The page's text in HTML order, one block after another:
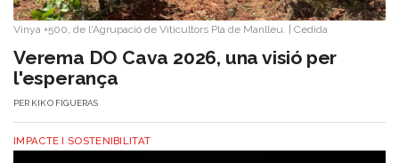
Vinya +500, de l'Agrupació de Viticultors Pla de Manlleu. Cedida
Verema DO Cava 2026, una visió per
l'esperança
PER KIKO FIGUERAS
IMPACTE I SOSTENIBILITAT